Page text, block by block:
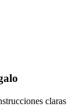
claras